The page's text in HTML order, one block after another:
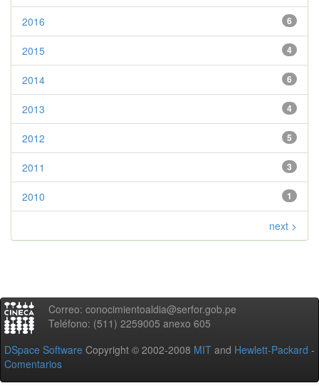
6
2016
4
2015
6
2014
4
2013
5
2012
3
2011
1
2010
next >
Correo: conocimientoaldia@serfor.gob.pe
Teléfono: (511) 2259005 anexo 605
DSpace Software Copyright © 2002-2008 MIT and Hewlett-Packard -
Comentarios